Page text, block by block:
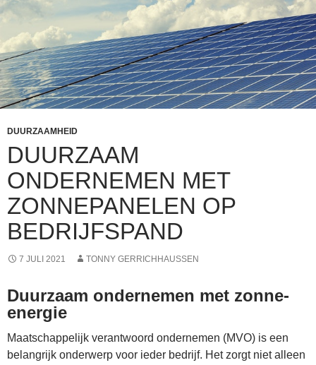
DUURZAAMHEID
DUURZAAM
ONDERNEMEN MET
ZONNEPANELEN OP
BEDRIJFSPAND
7 JULI 2021 TONNY GERRICHHAUSSEN
Duurzaam ondernemen met zonne-
energie
Maatschappelijk verantwoord ondernemen (MVO) is een
belangrijk onderwerp voor ieder bedrijf. Het zorgt niet alleen